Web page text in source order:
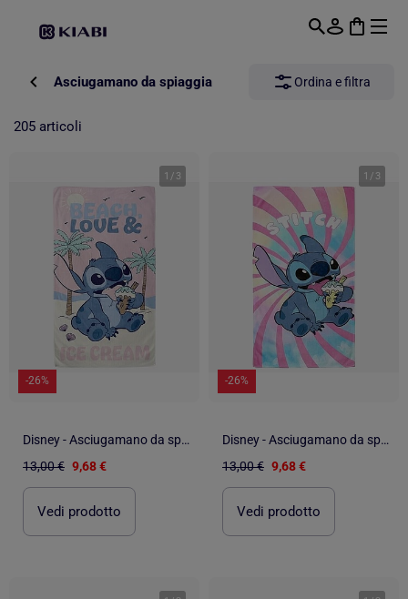
Asciugamano da spiaggia Ordina e filtra
205 articoli
1 / 3
-26%
Disney - Asciugamano da spiaggia bambino con disegno
13,00 € 9,68 €
Vedi prodotto
1 / 3
-26%
Disney - Asciugamano da spiaggia bambino con motivo personaggio colorato
13,00 € 9,68 €
Vedi prodotto